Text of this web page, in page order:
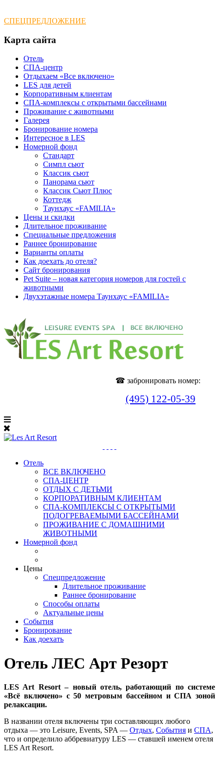
СПЕЦПРЕДЛОЖЕНИЕ
Карта сайта
Отель
СПА-центр
Отдыхаем «Все включено»
LES для детей
Корпоративным клиентам
СПА-комплексы с открытыми бассейнами
Проживание с животными
Галерея
Бронирование номера
Интересное в LES
Номерной фонд
Стандарт
Симпл сьют
Классик сьют
Панорама сьют
Классик Сьют Плюс
Коттедж
Таунхаус «FAMILIA»
Цены и скидки
Длительное проживание
Специальные предложения
Раннее бронирование
Варианты оплаты
Как доехать до отеля?
Cайт бронирования
Pet Suite – новая категория номеров для гостей с
животными
Двухэтажные номера Таунхаус «FAMILIA»
☎ забронировать номер:
(495) 122-05-39
Отель
ВСЕ ВКЛЮЧЕНО
СПА-ЦЕНТР
ОТДЫХ С ДЕТЬМИ
КОРПОРАТИВНЫМ КЛИЕНТАМ
СПА-КОМПЛЕКСЫ С ОТКРЫТЫМИ
ПОДОГРЕВАЕМЫМИ БАССЕЙНАМИ
ПРОЖИВАНИЕ С ДОМАШНИМИ
ЖИВОТНЫМИ
Номерной фонд
Цены
Спецпредложение
Длительное проживание
Раннее бронирование
Способы оплаты
Актуальные цены
События
Бронирование
Как доехать
Отель ЛЕС Арт Резорт
LES Art Resort – новый отель, работающий по системе
«Всё включено» с 50 метровым бассейном и СПА зоной
релаксации.
В названии отеля включены три составляющих любого
отдыха — это Leisure, Events, SPA — Отдых, События и СПА,
что и определило аббревиатуру LES — ставшей именем отеля
LES Art Resort.